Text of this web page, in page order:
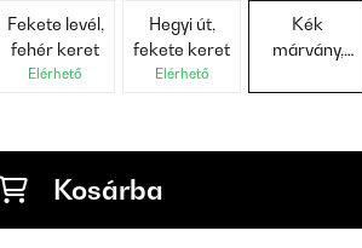
Fekete levél,
fehér keret
Elérhető
Hegyi út,
fekete keret
Elérhető
Kék
márvány,
Kosárba